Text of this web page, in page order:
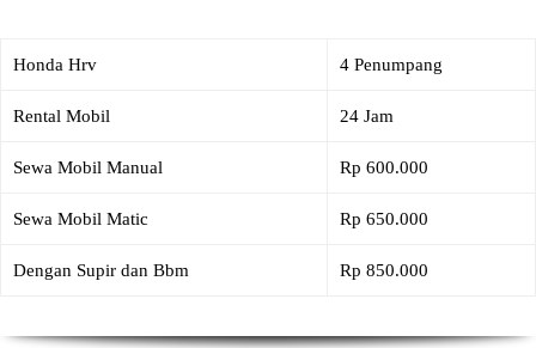
Honda Hrv 4 Penumpang
Rental Mobil 24 Jam
Sewa Mobil Manual Rp 600.000
Sewa Mobil Matic Rp 650.000
Dengan Supir dan Bbm Rp 850.000